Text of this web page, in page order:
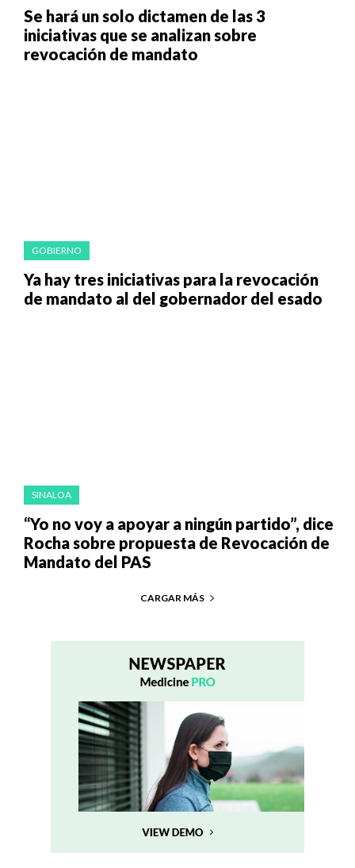
Se hará un solo dictamen de las 3
iniciativas que se analizan sobre
revocación de mandato
GOBIERNO
Ya hay tres iniciativas para la revocación
de mandato al del gobernador del esado
SINALOA
“Yo no voy a apoyar a ningún partido”, dice
Rocha sobre propuesta de Revocación de
Mandato del PAS
CARGAR MÁS